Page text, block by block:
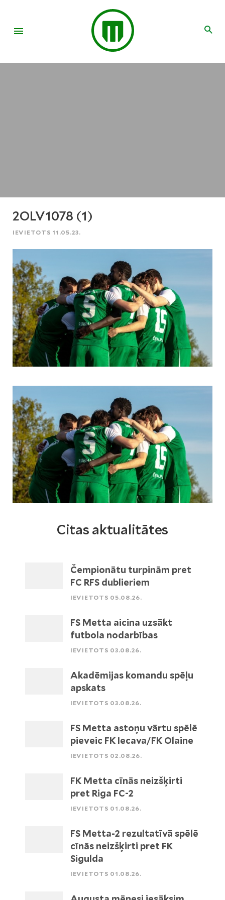
2OLV1078 (1)
IEVIETOTS 11.05.23.
Citas aktualitātes
Čempionātu turpinām pret
FC RFS dublieriem
IEVIETOTS 05.08.26.
FS Metta aicina uzsākt
futbola nodarbības
IEVIETOTS 03.08.26.
Akadēmijas komandu spēļu
apskats
IEVIETOTS 03.08.26.
FS Metta astoņu vārtu spēlē
pieveic FK Iecava/FK Olaine
IEVIETOTS 02.08.26.
FK Metta cīnās neizšķirti
pret Riga FC-2
IEVIETOTS 01.08.26.
FS Metta-2 rezultatīvā spēlē
cīnās neizšķirti pret FK
Sigulda
IEVIETOTS 01.08.26.